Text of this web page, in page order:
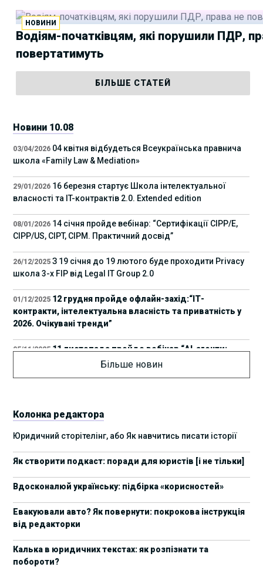
НОВИНИ
Водіям-початківцям, які порушили ПДР,
повертатимуть
БІЛЬШЕ СТАТЕЙ
Новини 10.08
03/04/2026 04 квітня відбудеться Всеукраїнська правнича
школа «Family Law & Mediation»
29/01/2026 16 березня стартує Школа інтелектуальної
власності та IT-контрактів 2.0. Extended edition
08/01/2026 14 січня пройде вебінар: “Сертифікації СІРР/Е,
CIPP/US, CIPT, CIPM. Практичний досвід”
26/12/2025 З 19 січня до 19 лютого буде проходити Privacy
школа 3-х FIP від Legal IT Group 2.0
01/12/2025 12 грудня пройде офлайн-захід:“ІТ-
контракти, інтелектуальна власність та приватність у
2026. Очікувані тренди”
05/11/2025 11 листопада пройде вебінар “AI-агенти:
прайвесі, IP та комплаєнс ризики”
17 листопада стартує Школа юридичної
підтримки ШІ-проєктів від Legal IT Group
19/09/2025 4 жовтня пройде щорічний забіг до Дня
Вчора 10 жовтня пройдуть XII Міжнародні арбітражні
01/09/2025 15 вересня стартує сучасна школа
Більше новин
Колонка редактора
Юридичний сторітелінг, або Як навчитись писати історії
Як створити подкаст: поради для юристів [і не тільки]
Вдосконалюй українську: підбірка «корисностей»
Евакуювали авто? Як повернути: покрокова інструкція
від редакторки
Калька в юридичних текстах: як розпізнати та
побороти?